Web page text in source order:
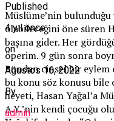
Müslüme’nin
olabileceğini öne süren
başına gider. Her
öperim. 9 gün sonra
Bundan cinsel bir eylem
bu konu söz konusu bile
heyeti, Hasan Yağal’a
A.Y.’nin kendi çocuğu
Published
4 yıl önce
on
Ağustos 16, 2022
By
admin